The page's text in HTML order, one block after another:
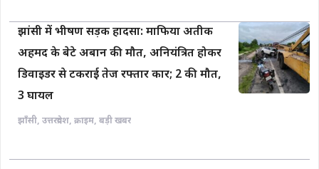
झांसी में भीषण सड़क हादसा: माफिया अतीक
अहमद के बेटे अबान की मौत, अनियंत्रित होकर
डिवाइडर से टकराई तेज रफ्तार कार; 2 की मौत,
3 घायल
झाँसी, उत्तरप्रदेश, क्राइम, बड़ी खबर